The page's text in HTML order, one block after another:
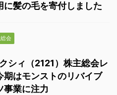
に髪の毛を寄付しました
会
シィ（2121）株主総会レ
期はモンストのリバイブ
事業に注力